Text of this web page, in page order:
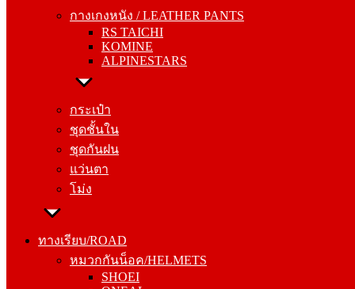
กางเกงหนัง / LEATHER PANTS
RS TAICHI
KOMINE
ALPINESTARS
กระเป๋า
ชุดชั้นใน
ชุดกันฝน
แว่นตา
โม่ง
ทางเรียบ/ROAD
หมวกกันน็อค/HELMETS
SHOEI
KOMINE
ALPINESTARS
กระเป๋า
ชุดชั้นใน
ชุดกันฝน
แว่นตา
โม่ง
ทางเรียบ/ROAD
หมวกกันน็อค/HELMETS
SHOEI
ONEAL